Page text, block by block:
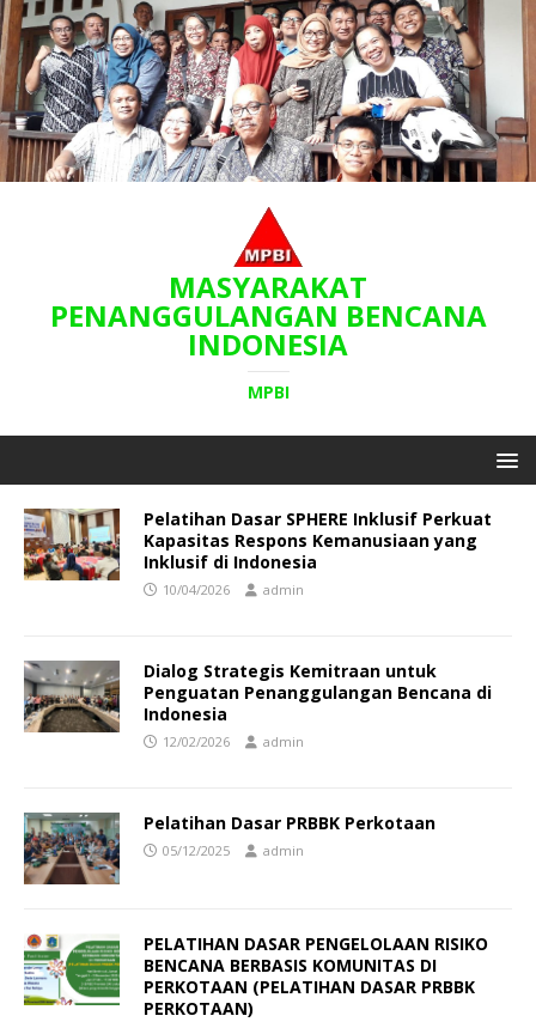
MASYARAKAT
PENANGGULANGAN BENCANA
INDONESIA
MPBI
Pelatihan Dasar SPHERE Inklusif Perkuat
Kapasitas Respons Kemanusiaan yang
Inklusif di Indonesia
10/04/2026 admin
Dialog Strategis Kemitraan untuk
Penguatan Penanggulangan Bencana di
Indonesia
12/02/2026 admin
Pelatihan Dasar PRBBK Perkotaan
05/12/2025 admin
PELATIHAN DASAR PENGELOLAAN RISIKO
BENCANA BERBASIS KOMUNITAS DI
PERKOTAAN (PELATIHAN DASAR PRBBK
PERKOTAAN)